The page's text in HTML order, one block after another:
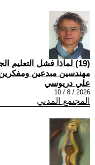
(19) لماذا فشل التعليم
مهندسين مبدعين
علي دريوسي
2026 / 8 / 10
المجتمع المدني